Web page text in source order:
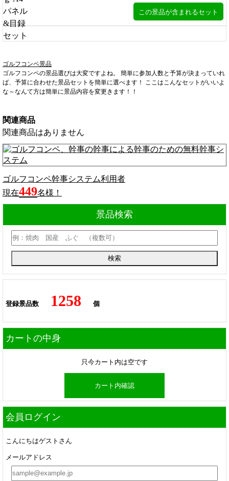
ゴルフコンペ景品
ゴルフコンペの景品選びは大変ですよね。 簡単に参加人数と予算が決まっていれ
ば、予算に合わせた景品セットを簡単に選べます！ ここはこんなセットがいいよ
な～なんて方は簡単に景品内容を変更きます！！
関連商品
関連商品はありません
ゴルフコンペ幹事システム利用者
現在449名様！
景品検索
登録景品数 1258 個
カートの中身
只今カート内は空です
カート内確認
会員ログイン
こんにちはゲストさん
メールアドレス